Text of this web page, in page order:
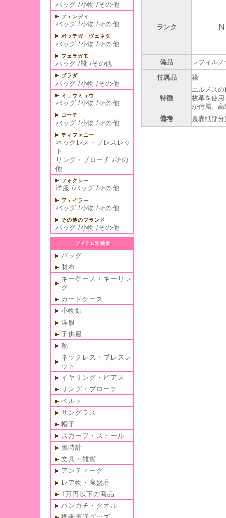
バッグ /小物 /その他
フェンディ
バッグ /小物 /その他
ボッテガ・ヴェネタ
バッグ /小物 /その他
フェラガモ
バッグ /靴 /その他
プラダ
バッグ /小物 /その他
ミュウミュウ
バッグ /小物 /その他
コーチ
バッグ /小物 /その他
ティファニー
ネックレス・ブレスレッ
ト
リング・ブローチ /その
他
フォクシー
洋服 /バッグ /その他
フェイラー
バッグ /小物 /その他
その他のブランド
バッグ /小物 /その他
バッグ
財布
キーケース・キーリン
グ
カードケース
小物類
洋服
子供服
靴
ネックレス・ブレスレ
ット
イヤリング・ピアス
リング・ブローチ
ベルト
サングラス
帽子
スカーフ・ストール
腕時計
文具・雑貨
アンティーク
レア物・廃盤品
1万円以下の商品
ハンカチ・タオル
ランク N
備品
レフィル
付属品
箱
特徴
エルメス
枚革を使
が付属。
備考
裏表紙部